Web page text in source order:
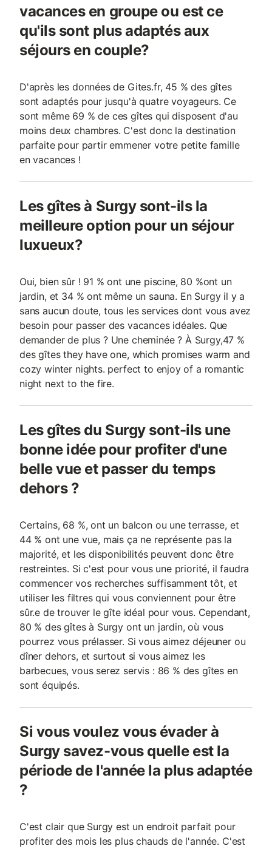
vacances en groupe ou est ce
qu'ils sont plus adaptés aux
séjours en couple?
D'après les données de Gites.fr, 45 % des gîtes
sont adaptés pour jusqu'à quatre voyageurs. Ce
sont même 69 % de ces gîtes qui disposent d'au
moins deux chambres. C'est donc la destination
parfaite pour partir emmener votre petite famille
en vacances !
Les gîtes à Surgy sont-ils la
meilleure option pour un séjour
luxueux?
Oui, bien sûr ! 91 % ont une piscine, 80 %ont un
jardin, et 34 % ont même un sauna. En Surgy il y a
sans aucun doute, tous les services dont vous avez
besoin pour passer des vacances idéales. Que
demander de plus ? Une cheminée ? À Surgy,47 %
des gîtes they have one, which promises warm and
cozy winter nights. perfect to enjoy of a romantic
night next to the fire.
Les gîtes du Surgy sont-ils une
bonne idée pour profiter d'une
belle vue et passer du temps
dehors ?
Certains, 68 %, ont un balcon ou une terrasse, et
44 % ont une vue, mais ça ne représente pas la
majorité, et les disponibilités peuvent donc être
restreintes. Si c'est pour vous une priorité, il faudra
commencer vos recherches suffisamment tôt, et
utiliser les filtres qui vous conviennent pour être
sûr.e de trouver le gîte idéal pour vous. Cependant,
80 % des gîtes à Surgy ont un jardin, où vous
pourrez vous prélasser. Si vous aimez déjeuner ou
dîner dehors, et surtout si vous aimez les
barbecues, vous serez servis : 86 % des gîtes en
sont équipés.
Si vous voulez vous évader à
Surgy savez-vous quelle est la
période de l'année la plus adaptée
?
C'est clair que Surgy est un endroit parfait pour
profiter des mois les plus chauds de l'année. C'est